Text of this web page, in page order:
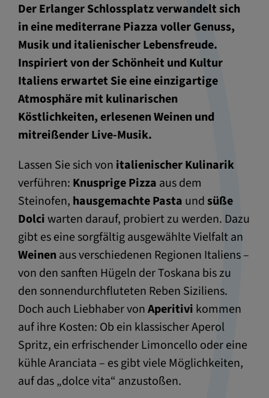
Der Erlanger Schlossplatz verwandelt sich
in eine mediterrane Piazza voller Genuss,
Musik und italienischer Lebensfreude.
Inspiriert von der Schönheit und Kultur
Italiens erwartet Sie eine einzigartige
Atmosphäre mit kulinarischen
Köstlichkeiten, erlesenen Weinen und
mitreißender Live-Musik.
Lassen Sie sich von italienischer Kulinarik
verführen: Knusprige Pizza aus dem
Steinofen, hausgemachte Pasta undsüße
Dolciwarten darauf, probiert zu werden. Dazu
gibt es eine sorgfältig ausgewählte Vielfalt an
Weinenaus verschiedenen Regionen Italiens –
von den sanften Hügeln der Toskana bis zu
den sonnendurchfluteten Reben Siziliens.
Doch auch Liebhaber vonAperitivi kommen
auf ihre Kosten: Ob ein klassischer Aperol
Spritz, ein erfrischender Limoncello oder eine
kühle Aranciata – es gibt viele Möglichkeiten,
auf das „dolce vita“ anzustoßen.